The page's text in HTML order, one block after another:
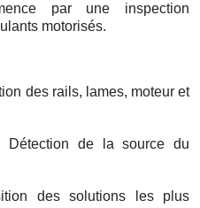
par une inspection
motorisés.
des rails, lames, moteur et
Détection de la source du
des solutions les plus